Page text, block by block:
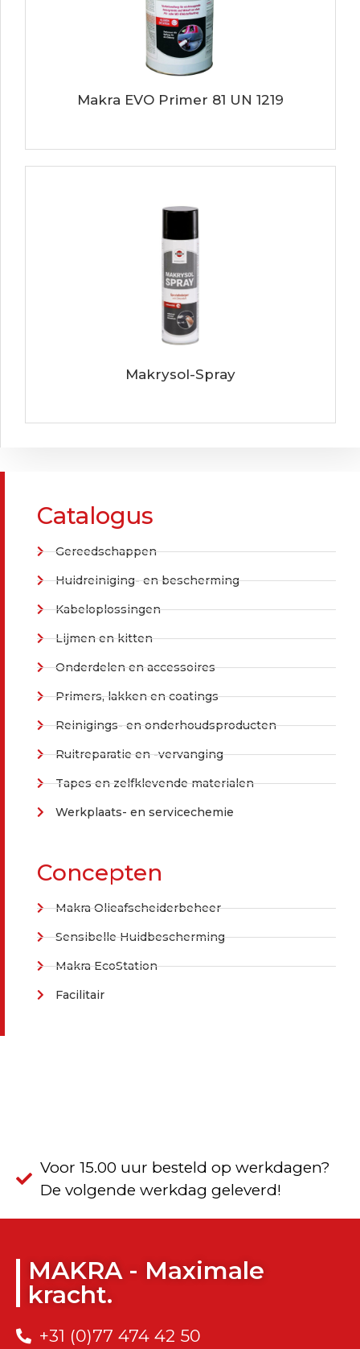
Catalogus
Gereedschappen
Huidreiniging- en bescherming
Kabeloplossingen
Lijmen en kitten
Onderdelen en accessoires
Primers, lakken en coatings
Reinigings- en onderhoudsproducten
Ruitreparatie en -vervanging
Tapes en zelfklevende materialen
Werkplaats- en servicechemie
Concepten
Makra Olieafscheiderbeheer
Sensibelle Huidbescherming
Makra EcoStation
Facilitair
Makra EVO Primer 81 UN 1219
Makrysol-Spray
Voor 15.00 uur besteld op werkdagen?
De volgende werkdag geleverd!
MAKRA - Maximale
kracht.
+31 (0)77 474 42 50